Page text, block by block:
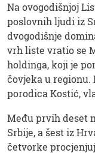
Na ovogodišnjoj
poslovnih ljudi iz
dvogodišnje
vrh liste vratio se
holdinga, koji je
čovjeka u regionu.
porodica Kostić,
Među prvih deset
Srbije, a šest iz
četvorke